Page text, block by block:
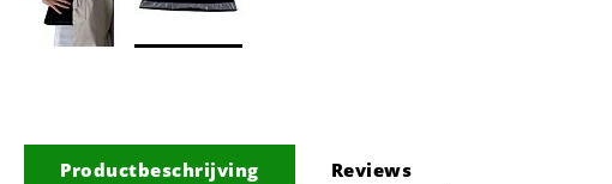
Productbeschrijving Reviews